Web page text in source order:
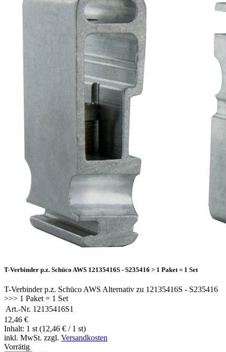
T-Verbinder p.z. Schüco AWS 12135416S - S235416 > 1 Paket = 1 Set
T-Verbinder p.z. Schüco AWS Alternativ zu 12135416S - S235416
>>> 1 Paket = 1 Set
Art.-Nr. 12135416S1
12,46 €
Inhalt: 1 st (12,46 € / 1 st)
inkl. MwSt. zzgl. Versandkosten
Vorrätig